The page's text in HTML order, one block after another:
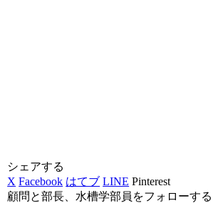
シェアする
X Facebook はてブ LINE Pinterest
顧問と部長、水槽学部員をフォローする